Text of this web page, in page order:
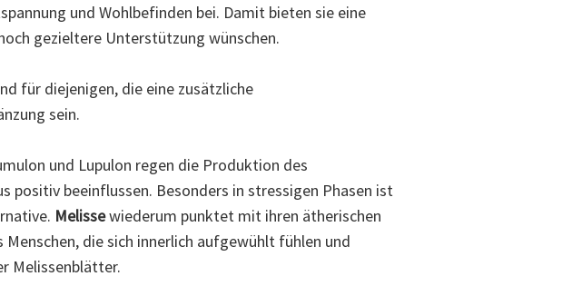
und Wohlbefinden bei. Damit bieten sie eine
gezieltere Unterstützung wünschen.
für diejenigen, die eine zusätzliche
sein.
und Lupulon regen die Produktion des
positiv beeinflussen. Besonders in stressigen Phasen ist
Melissewiederum punktet mit ihren ätherischen
die sich innerlich aufgewühlt fühlen und
Melissenblätter.